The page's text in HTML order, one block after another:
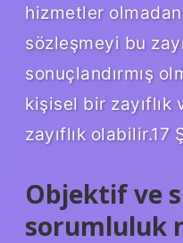
hizmetler
sözleşmeyi bu
sonuçlandırmış
kişisel bir zayıflık
zayıflık olabilir.17
Objektif ve
sorumluluk